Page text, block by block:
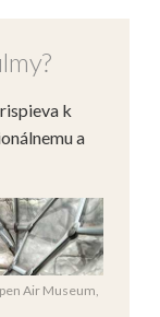
k
a
Air Museum,